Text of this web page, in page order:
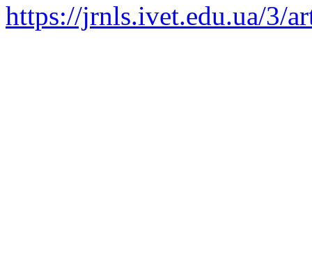
https://jrnls.ivet.edu.ua/3/